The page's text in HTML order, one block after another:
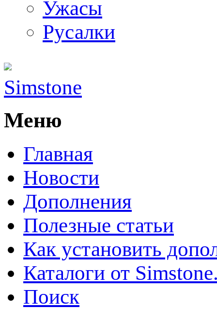
Ужасы
Русалки
Simstone
Меню
Главная
Новости
Дополнения
Полезные статьи
Как установить
Каталоги от
Поиск